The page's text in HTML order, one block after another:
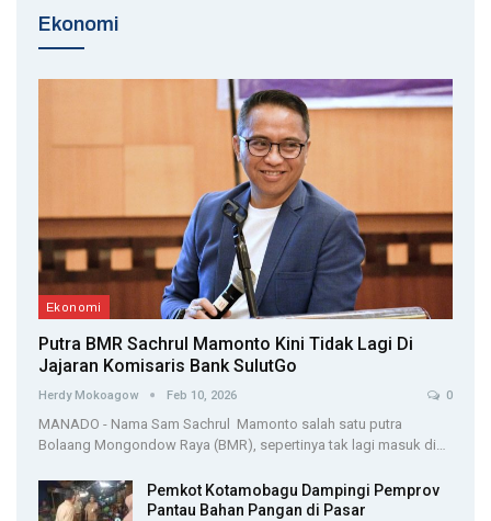
Ekonomi
Ekonomi
Putra BMR Sachrul Mamonto Kini Tidak Lagi Di
Jajaran Komisaris Bank SulutGo
Herdy Mokoagow Feb 10, 2026 0
MANADO - Nama Sam Sachrul Mamonto salah satu putra
Bolaang Mongondow Raya (BMR), sepertinya tak lagi masuk di…
Pemkot Kotamobagu Dampingi Pemprov
Pantau Bahan Pangan di Pasar